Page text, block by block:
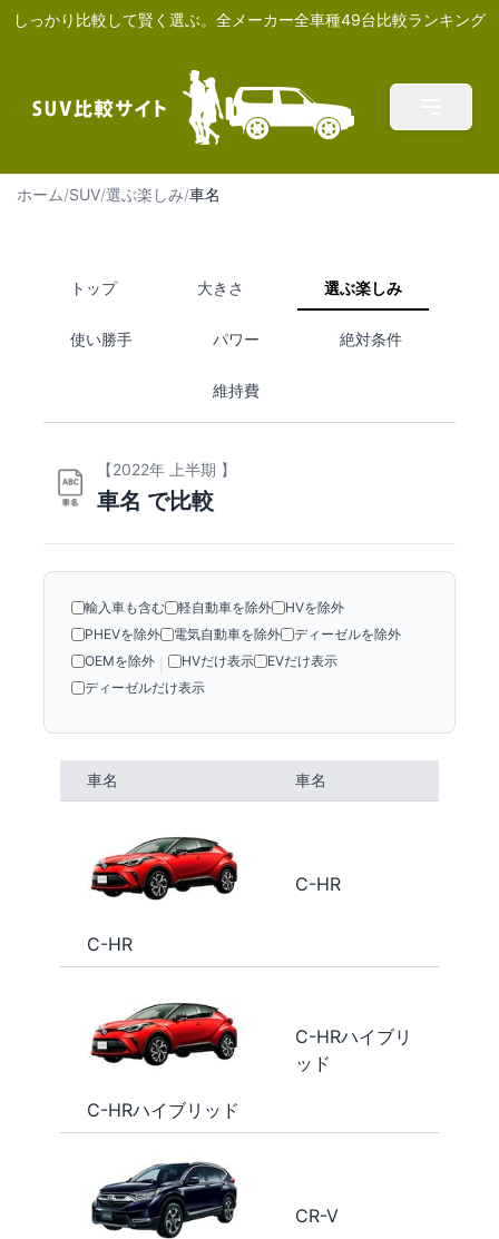
しっかり比較して賢く選ぶ。全メーカー全車種49台比較ランキング
ホーム/SUV/選ぶ楽しみ/車名
トップ 大きさ 選ぶ楽しみ
使い勝手 パワー 絶対条件
維持費
【2022年 上半期 】
車名 で比較
輸入車も含む 軽自動車を除外
HVを除外
PHEVを除外
電気自動車を除外
ディーゼルを除外
OEMを除外
HVだけ表示
EVだけ表示
ディーゼルだけ表示
車名 車名
C-HR
C-HR
C-HRハイブリッド
C-HRハイブリ
ッド
CR-V